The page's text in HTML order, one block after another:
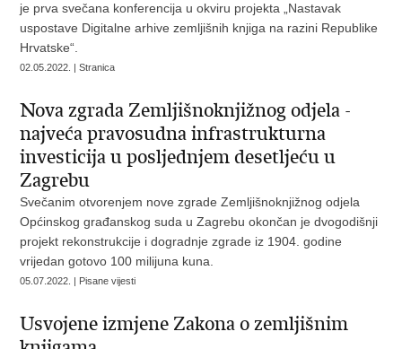
je prva svečana konferencija u okviru projekta „Nastavak
uspostave Digitalne arhive zemljišnih knjiga na razini Republike
Hrvatske“.
02.05.2022. | Stranica
Nova zgrada Zemljišnoknjižnog odjela -
najveća pravosudna infrastrukturna
investicija u posljednjem desetljeću u
Zagrebu
Svečanim otvorenjem nove zgrade Zemljišnoknjižnog odjela
Općinskog građanskog suda u Zagrebu okončan je dvogodišnji
projekt rekonstrukcije i dogradnje zgrade iz 1904. godine
vrijedan gotovo 100 milijuna kuna.
05.07.2022. | Pisane vijesti
Usvojene izmjene Zakona o zemljišnim